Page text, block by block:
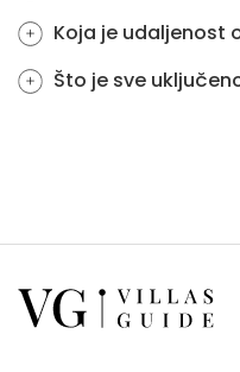
Koja je udaljenost
Što je sve